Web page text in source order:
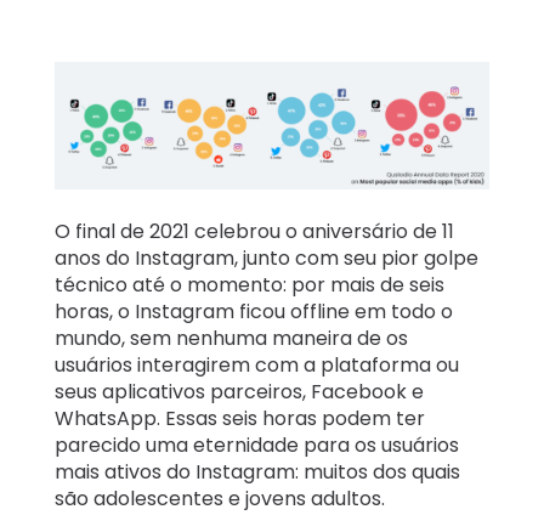
família
Aprendizagem
Suporte
Log in Inscrever-se
O final de 2021 celebrou o aniversário de 11
anos do Instagram, junto com seu pior golpe
técnico até o momento: por mais de seis
horas, o Instagram ficou offline em todo o
mundo, sem nenhuma maneira de os
usuários interagirem com a plataforma ou
seus aplicativos parceiros, Facebook e
WhatsApp. Essas seis horas podem ter
parecido uma eternidade para os usuários
mais ativos do Instagram: muitos dos quais
são adolescentes e jovens adultos.